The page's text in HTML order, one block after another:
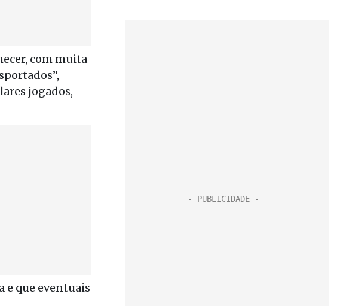
com muita
jogados,
e que eventuais